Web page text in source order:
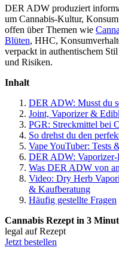
DER ADW produziert
um Cannabis-Kultur,
offen über Themen wie
Blüten, HHC,
verpackt in authentischem
und Risiken.
Inhalt
DER ADW: Musst du
Joint, Vaporizer &
PGR: Streckmittel bei
So drehst du den
Vape YouTuber: Tests
DER ADW: Vaporizer-
Was DER ADW von
Video: Dry Herb
& Kaufberatung
Häufig gestellte Fragen
Cannabis Rezept in 3
legal auf Rezept
Jetzt bestellen